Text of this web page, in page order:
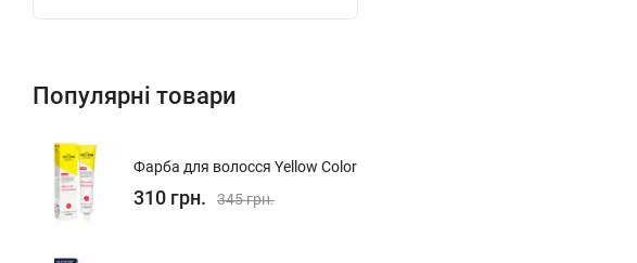
Популярні товари
Фарба для волосся Yellow Color
310 грн. 345 грн.